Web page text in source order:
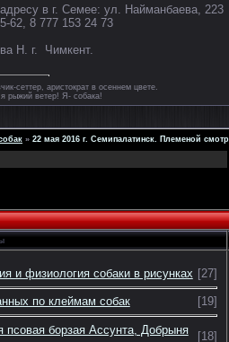
адресу в г. Семее: ул. Найманбаева, 223
62, 8 777 153 24 73
Н. г. Чимкент.
сеттер, аристократ в осеннем цвете.
рыжий ветер! Я- собака!
» 22 мая 2016 г. Семипалатинск. Племеной
и физиология собаки в рисунках [27]
по клеймам собак [19]
псовая борзая Ассунта, Добрыня
[18]